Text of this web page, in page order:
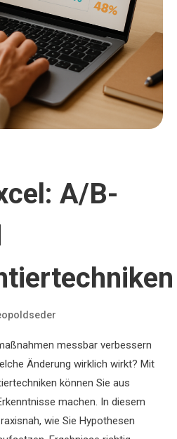
A/B-
messbar verbessern
Änderung wirklich wirkt? Mit
können Sie aus
machen. In diesem
wie Sie Hypothesen